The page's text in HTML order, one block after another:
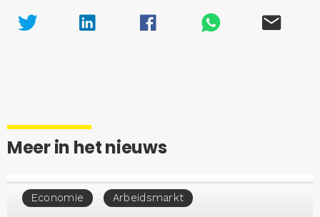
Meer in het nieuws
Economie Arbeidsmarkt